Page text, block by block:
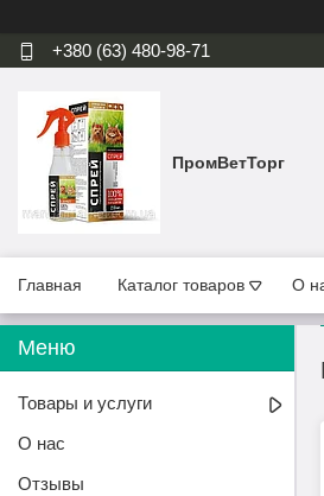
+380 (63) 480-98-71
ПромВетТорг
Главная Каталог товаров О
Товары и услуги
О нас
Отзывы